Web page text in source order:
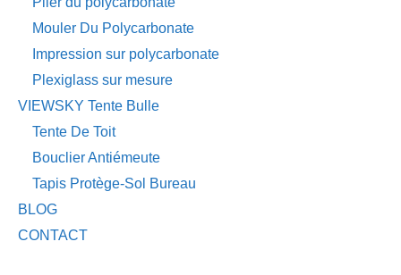
Mouler Du Polycarbonate
Impression sur polycarbonate
Plexiglass sur mesure
VIEWSKY Tente Bulle
Tente De Toit
Bouclier Antiémeute
Tapis Protège-Sol Bureau
BLOG
CONTACT